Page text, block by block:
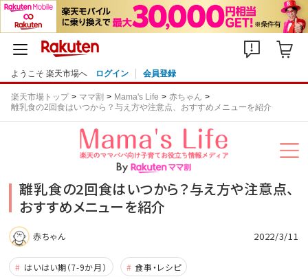
ようこそ 楽天市場へ ログイン 会員登録
楽天市場トップ ママ割 Mama's Life
赤ちゃん
離乳食の2回食はいつから？与え方や注意点、おすすめメニューを紹介
離乳食の2回食はいつから？与え方や注意点、
おすすめメニューを紹介
赤ちゃん 2022/3/11
はいはい期（7-9か月）
食事・レシピ